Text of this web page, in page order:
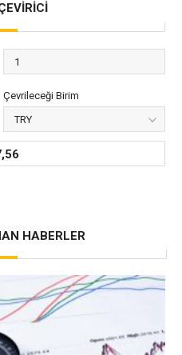
Çevrileceği Birim
HABERLER